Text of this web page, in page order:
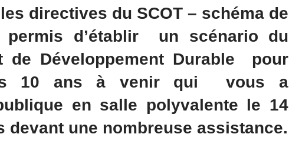
directives du SCOT – schéma de
permis d’établir un scénario
du
de Développement Durable pour
10 ans à venir qui vous a
en salle polyvalente le 14
devant une nombreuse assistance.